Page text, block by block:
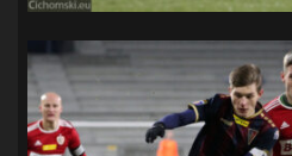
WYGRANA(43) ZAGŁĘBIE LUBIN(36)